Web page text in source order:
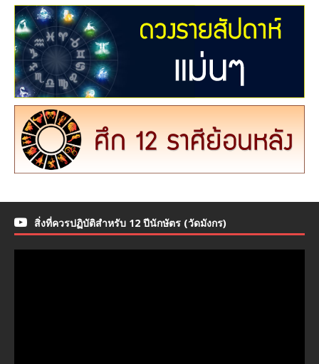
สิ่งที่ควรปฏิบัติสำหรับ 12 ปีนักษัตร (วัดมังกร)